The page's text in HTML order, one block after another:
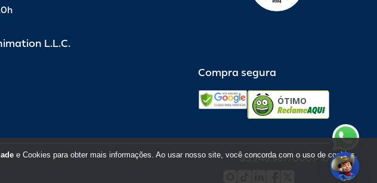
L.L.C.
Compra segura
ÓTIMO
85.248.987/0001-10
e Cookies para obter mais informações. Ao usar nosso site, você concorda com o uso de cookies.